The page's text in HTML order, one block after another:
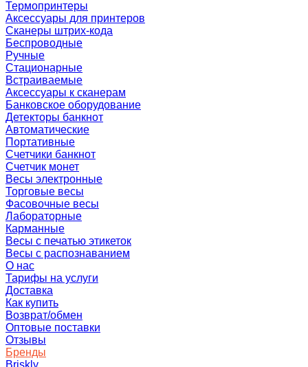
Термопринтеры
Аксессуары для принтеров
Сканеры штрих-кода
Беспроводные
Ручные
Стационарные
Встраиваемые
Аксессуары к сканерам
Банковское оборудование
Детекторы банкнот
Автоматические
Портативные
Счетчики банкнот
Счетчик монет
Весы электронные
Торговые весы
Фасовочные весы
Лабораторные
Карманные
Весы с печатью этикеток
Весы с распознаванием
О нас
Тарифы на услуги
Доставка
Как купить
Возврат/обмен
Оптовые поставки
Отзывы
Бренды
Briskly